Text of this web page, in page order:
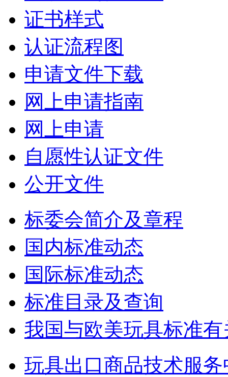
证书样式
认证流程图
申请文件下载
网上申请指南
网上申请
自愿性认证文件
公开文件
标委会简介及章程
国内标准动态
国际标准动态
标准目录及查询
我国与欧美玩具标准
玩具出口商品技术服